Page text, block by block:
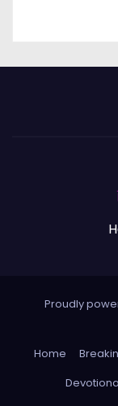
Proudly
Home